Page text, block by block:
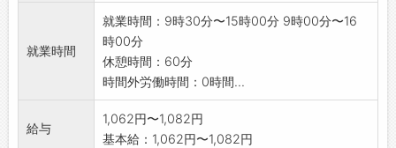
い。 「変更
範囲:変更なし」
就業時間
就業時間：9時30分〜15時00分 9時00分〜16
時00分
休憩時間：60分
時間外労働時間：0時間...
給与
1,062円〜1,082円
基本給：1,062円〜1,082円